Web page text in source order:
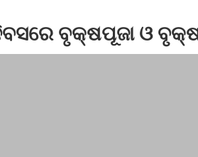
ବୃକ୍ଷପୂଜା ଓ